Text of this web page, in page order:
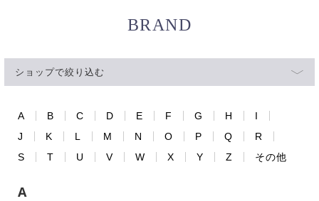
BRAND
ショップで絞り込む
A B C D E F G H
I
J
K L M N O P Q
R
S
T U V W X Y Z その他
A